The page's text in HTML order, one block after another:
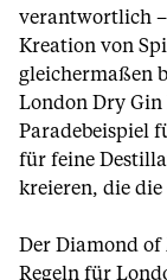
verantwortlich
Kreation von
gleichermaßen
London Dry
Paradebeispiel
für feine
kreieren, die die
Der Diamond
Regeln für